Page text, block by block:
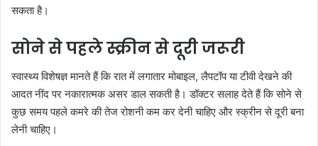
सकता है।
सोने से पहले स्क्रीन से दूरी जरूरी
स्वास्थ्य विशेषज्ञ मानते हैं कि रात में लगातार मोबाइल, लैपटॉप या टीवी देखने की
आदत नींद पर नकारात्मक असर डाल सकती है। डॉक्टर सलाह देते हैं कि सोने से
कुछ समय पहले कमरे की तेज रोशनी कम कर देनी चाहिए और स्क्रीन से दूरी बना
लेनी चाहिए।